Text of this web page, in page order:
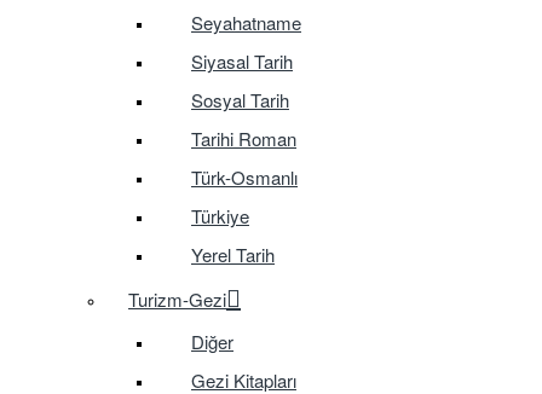
Seyahatname
Siyasal Tarih
Sosyal Tarih
Tarihi Roman
Türk-Osmanlı
Türkiye
Yerel Tarih
Turizm-Gezi
Diğer
Gezi Kitapları